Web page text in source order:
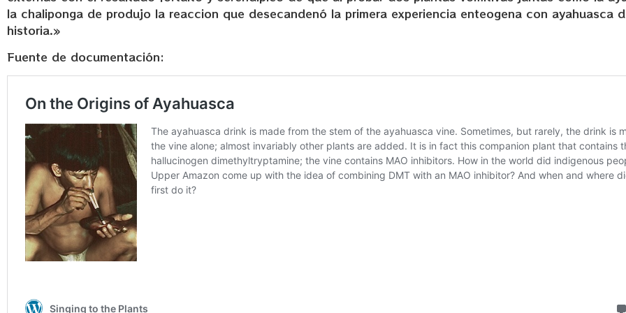
la chaliponga de produjo la reaccion que desecandenó la primera experiencia enteogena con ayahuasca
historia.»
Fuente de documentación: